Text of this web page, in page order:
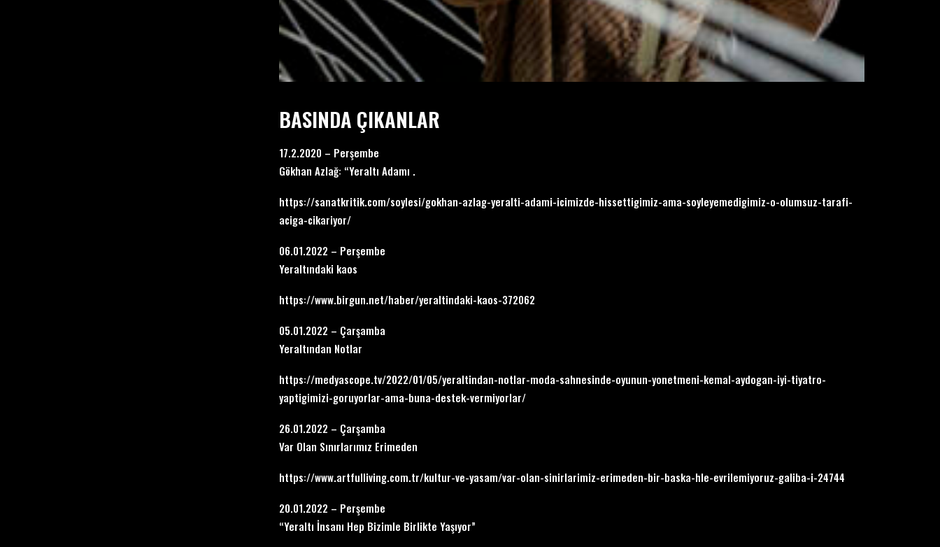
BASINDA ÇIKANLAR
17.2.2020 – Perşembe
Gökhan Azlağ: “Yeraltı Adamı .
https://sanatkritik.com/soylesi/gokhan-azlag-yeralti-adami-icimizde-hissettigimiz-ama-soyleyemedigimiz-o-olumsuz-tarafi-
aciga-cikariyor/
06.01.2022 – Perşembe
Yeraltındaki kaos
https://www.birgun.net/haber/yeraltindaki-kaos-372062
05.01.2022 – Çarşamba
Yeraltından Notlar
https://medyascope.tv/2022/01/05/yeraltindan-notlar-moda-sahnesinde-oyunun-yonetmeni-kemal-aydogan-iyi-tiyatro-
yaptigimizi-goruyorlar-ama-buna-destek-vermiyorlar/
26.01.2022 – Çarşamba
Var Olan Sınırlarımız Erimeden
https://www.artfulliving.com.tr/kultur-ve-yasam/var-olan-sinirlarimiz-erimeden-bir-baska-hle-evrilemiyoruz-galiba-i-24744
20.01.2022 – Perşembe
“Yeraltı İnsanı Hep Bizimle Birlikte Yaşıyor”